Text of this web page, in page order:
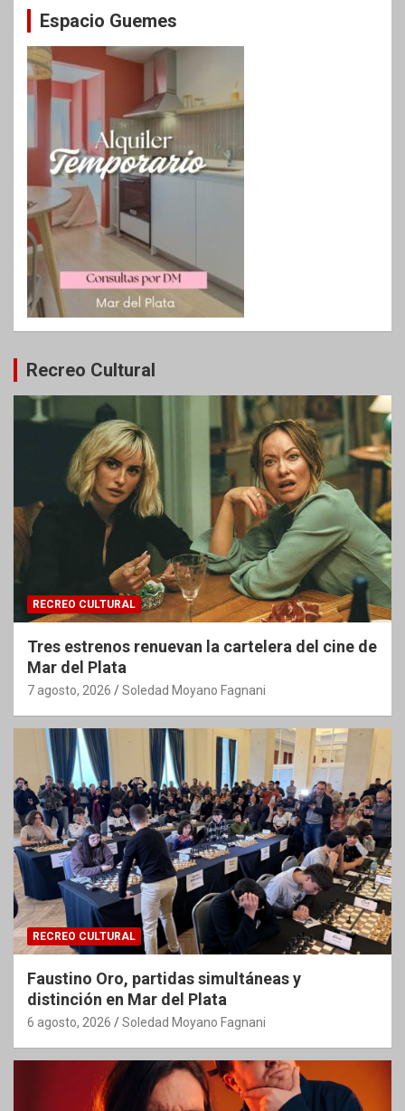
Espacio Guemes
Recreo Cultural
RECREO CULTURAL
Tres estrenos renuevan la cartelera del cine de
Mar del Plata
7 agosto, 2026 Soledad Moyano Fagnani
RECREO CULTURAL
Faustino Oro, partidas simultáneas y
distinción en Mar del Plata
6 agosto, 2026 Soledad Moyano Fagnani